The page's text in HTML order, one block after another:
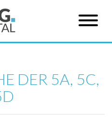
DER 5A, 5C,